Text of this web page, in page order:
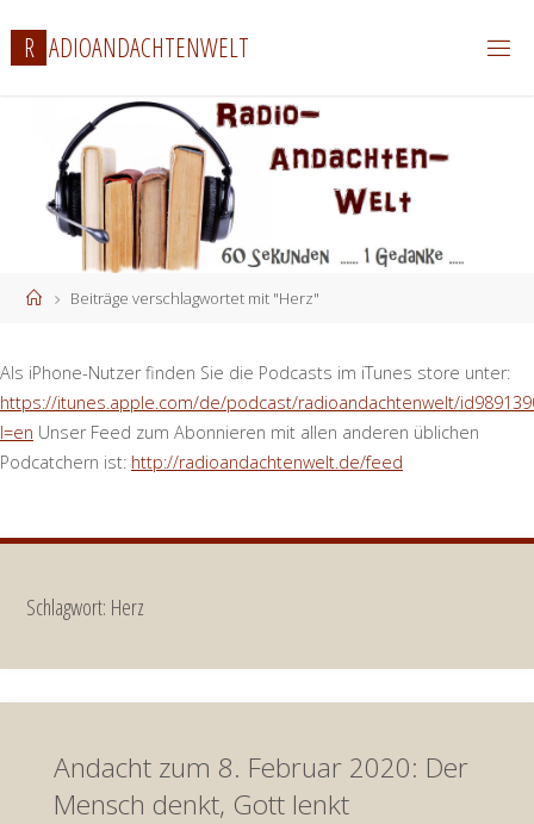
Inhalt
springen
R ADIOANDACHTENWELT
StartBeiträge verschlagwortet mit "Herz"
Als iPhone-Nutzer finden Sie die Podcasts im iTunes store unter:
https://itunes.apple.com/de/podcast/radioandachtenwelt/
l=en Unser Feed zum Abonnieren mit allen anderen üblichen
Podcatchern ist: http://radioandachtenwelt.de/feed
Schlagwort: Herz
Andacht zum 8. Februar 2020: Der
Mensch denkt, Gott lenkt